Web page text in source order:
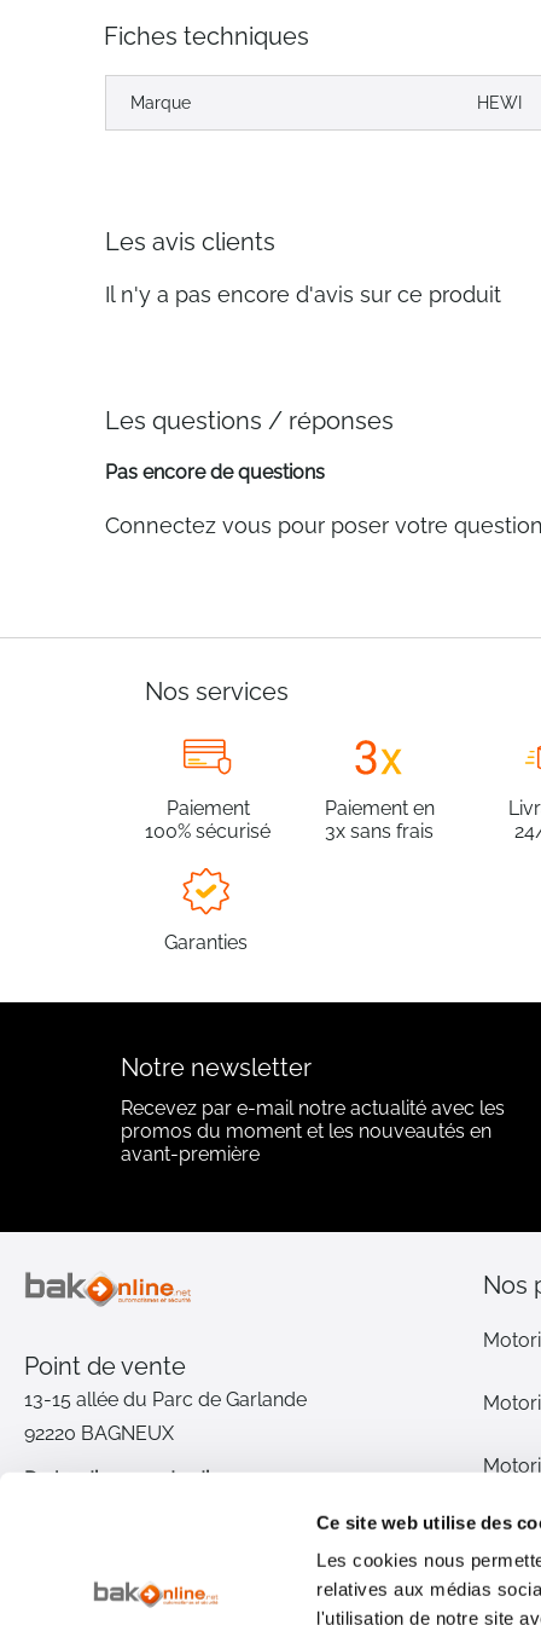
Ce site web utilise des
Les cookies nous
relatives aux médias
l'utilisation de notre site
Fiches techniques
Marque HEWI
Les avis clients
Il n'y a pas encore d'avis sur ce produit
Les questions / réponses
Pas encore de questions
Connectez vous pour poser votre question
Nos services
Paiement
100% sécurisé
Paiement en
3x sans frais
Garanties
Notre newsletter
Recevez par e-mail notre actualité avec les
promos du moment et les nouveautés en
avant-première
Point de vente
13-15 allée du Parc de Garlande
92220 BAGNEUX
Du lundi au vendredi
01 46 72 30 00
Nos